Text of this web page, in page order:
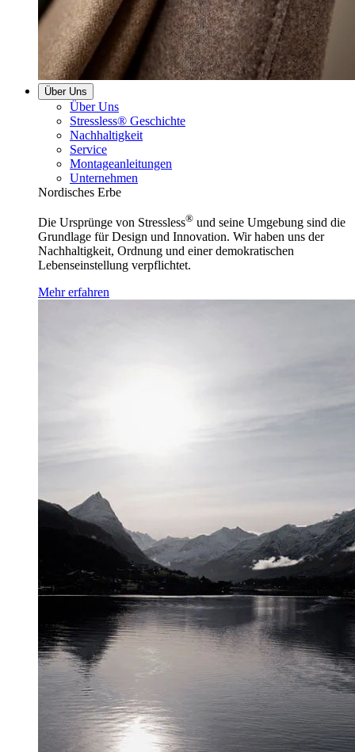
Über Uns
Über Uns
Stressless® Geschichte
Nachhaltigkeit
Service
Montageanleitungen
Unternehmen
Nordisches Erbe
Die Ursprünge von Stressless® und seine Umgebung sind die
Grundlage für Design und Innovation. Wir haben uns der
Nachhaltigkeit, Ordnung und einer demokratischen
Lebenseinstellung verpflichtet.
Mehr erfahren